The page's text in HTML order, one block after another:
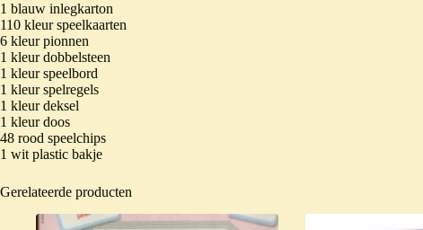
1 blauw inlegkarton
110 kleur speelkaarten
6 kleur pionnen
1 kleur dobbelsteen
1 kleur speelbord
1 kleur spelregels
1 kleur deksel
1 kleur doos
48 rood speelchips
1 wit plastic bakje
Gerelateerde producten